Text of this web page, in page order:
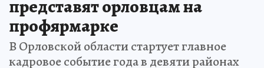
представят орловцам на
профярмарке
В Орловской области стартует главное
кадровое событие года в девяти районах